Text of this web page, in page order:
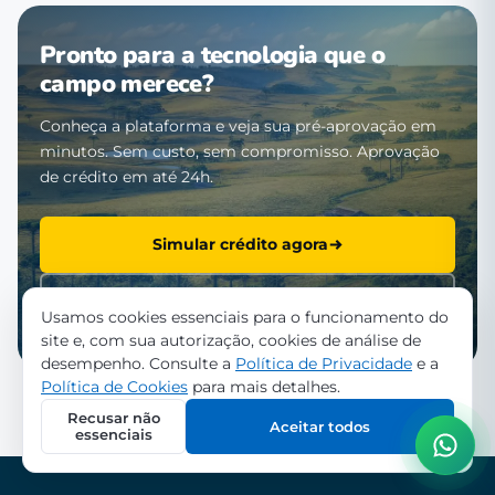
Pronto para a tecnologia que o
campo merece?
Conheça a plataforma e veja sua pré-aprovação em
minutos. Sem custo, sem compromisso. Aprovação
de crédito em até 24h.
Simular crédito agora
Usamos cookies essenciais para o funcionamento do
site e, com sua autorização, cookies de análise de
desempenho. Consulte a Política de Privacidade e a
Política de Cookies para mais detalhes.
Recusar não
essenciais
Aceitar todos